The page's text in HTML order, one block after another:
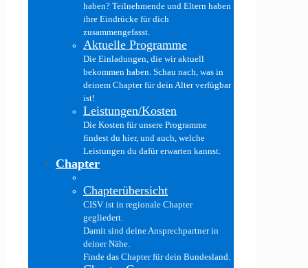
haben? Teilnehmende und Eltern haben
ihre Eindrücke für dich
zusammengefasst.
Aktuelle Programme
Die Einladungen, die wir aktuell
bekommen haben. Schau nach, was in
deinem Chapter für dein Alter verfügbar
ist!
Leistungen/Kosten
Die Kosten für unsere Programme
findest du hier, und auch, welche
Leistungen du dafür erwarten kannst.
Chapter
Chapterübersicht
CISV ist in regionale Chapter
gegliedert.
Damit sind deine Ansprechpartner in
deiner Nähe.
Finde das Chapter für dein Bundesland.